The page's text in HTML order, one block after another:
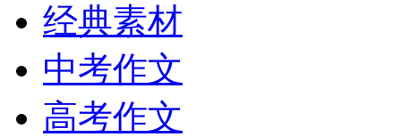
经典素材
中考作文
高考作文